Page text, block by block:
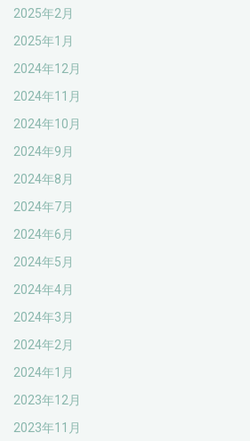
2025年2月
2025年1月
2024年12月
2024年11月
2024年10月
2024年9月
2024年8月
2024年7月
2024年6月
2024年5月
2024年4月
2024年3月
2024年2月
2024年1月
2023年12月
2023年11月